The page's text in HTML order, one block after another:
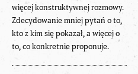
więcej konstruktywnej rozmowy.
Zdecydowanie mniej pytań o to,
kto z kim się pokazał, a więcej o
to, co konkretnie proponuje.